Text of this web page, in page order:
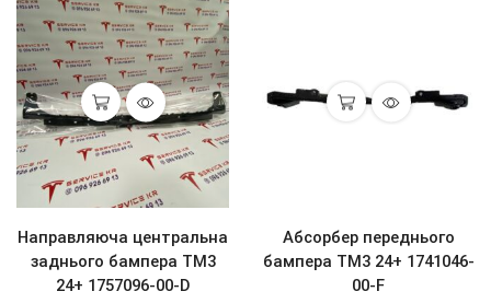
Направляюча центральна
заднього бампера ТМ3
24+ 1757096-00-D
Абсорбер переднього
бампера ТМ3 24+ 1741046-
00-F